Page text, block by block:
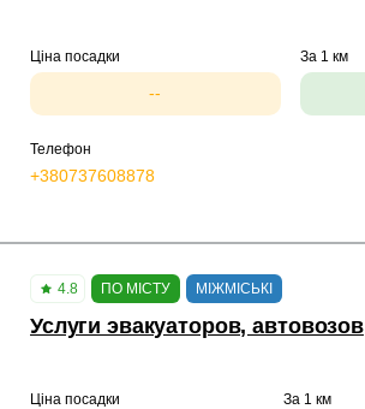
Ціна посадки
--
За 1 км
Телефон
+380737608878
4.8 ПО МІСТУ МІЖМІСЬКІ
Услуги эвакуаторов, автовозов
Ціна посадки За 1 км